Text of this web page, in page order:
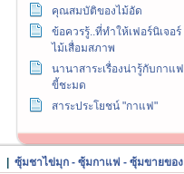
คุณสมบัติของไม้อัด
ข้อควรรู้..ที่ทำให้เฟอร์นิเจอร์
ไม้เสื่อมสภาพ
นานาสาระเรื่องน่ารู้กับกาแฟ
ขี้ชะมด
สาระประโยชน์ "กาแฟ"
ซุ้มชาไข่มุก - ซุ้มกาแฟ - ซุ้มขายของ